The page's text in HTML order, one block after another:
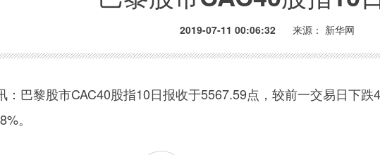
2019-07-11 00:06:32 来源： 新华网
巴黎股市CAC40股指10日报收于5567.59点，较前一交易日下跌
。